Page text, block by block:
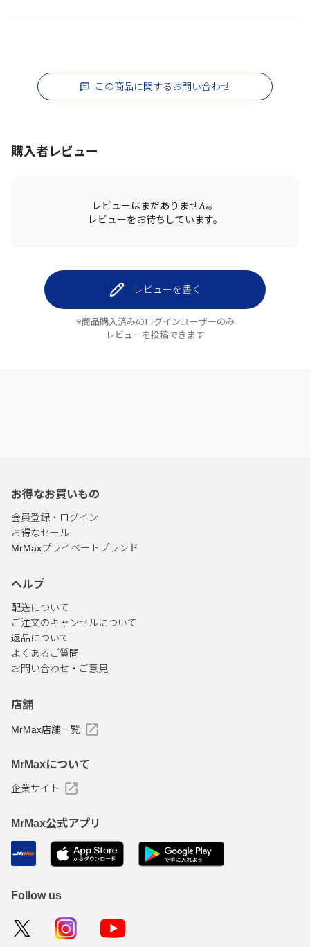
この商品に関するお問い合わせ
購入者レビュー
レビューはまだありません。
レビューをお待ちしています。
レビューを書く
※商品購入済みのログインユーザーのみ
レビューを投稿できます
お得なお買いもの
会員登録・ログイン
お得なセール
MrMaxプライベートブランド
ヘルプ
配送について
ご注文のキャンセルについて
返品について
よくあるご質問
お問い合わせ・ご意見
店舗
MrMax店舗一覧
MrMaxについて
企業サイト
MrMax公式アプリ
Follow us